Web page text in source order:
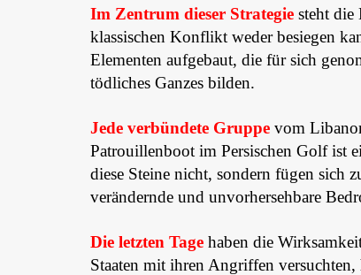
Im Zentrum dieser Strategie steht die
klassischen Konflikt weder besiegen
Elementen aufgebaut, die für sich
tödliches Ganzes bilden.
Jede verbündete Gruppe vom
Patrouillenboot im Persischen Golf ist
diese Steine nicht, sondern fügen sich
verändernde und unvorhersehbare
Die letzten Tage haben die
Staaten mit ihren Angriffen